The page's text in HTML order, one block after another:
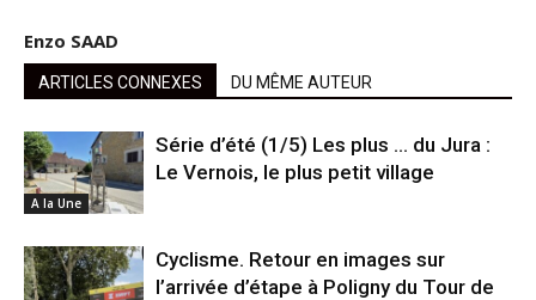
Enzo SAAD
ARTICLES CONNEXES DU MÊME AUTEUR
A la Une
Série d’été (1/5) Les plus … du Jura :
Le Vernois, le plus petit village
Cyclisme. Retour en images sur
l’arrivée d’étape à Poligny du Tour de